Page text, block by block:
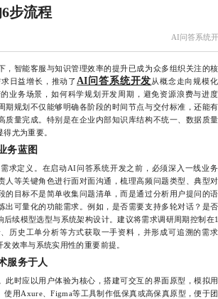
步流程
AI问答系统
智能客服与知识管理效率的提升已成为众多组织关注的
日益增长，推动了AI问答系统开发 从概念走向规模
业务场景，如何科学规划开发周期，避免资源浪费与进
期规划不仅能够明确各阶段的时间节点与交付标准，还能
质量完成。特别是在企业内部知识库结构不统一、数据质
尤为重要。
务蓝图
定义。在启动AI问答系统开发之前，必须深入一线业
人等关键角色进行面对面沟通，梳理高频问题类型、典型
的目标不是简单收集问题清单，而是通过分析用户提问的
出可量化的功能需求。例如，是否需要支持多轮对话？是
续模型选型与系统架构设计。建议将需求调研周期控制在
历史工单分析等方式获取一手资料，并形成可追溯的需
效率与系统实用性的重要前提。
服务于人
时应以用户体验为核心，搭建可交互的界面原型，模拟
用Axure、Figma等工具制作低保真或高保真原型，便于